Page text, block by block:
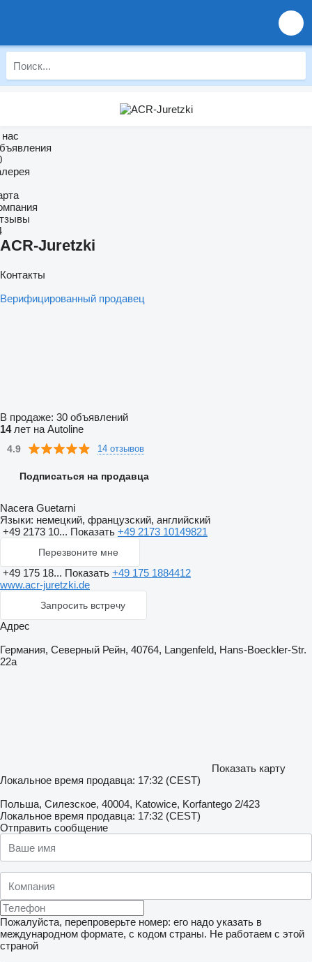
ACR-Juretzki
Контакты
Верифицированный продавец
В продаже: 30 объявлений
14лет на Autoline
4.9 14 отзывов
Подписаться на продавца
Nacera Guetarni
Языки: немецкий, французский, английский
+49 2173 10... Показать +49 2173 10149821
Перезвоните мне
+49 175 18... Показать +49 175 1884412
www.acr-juretzki.de
Запросить встречу
Адрес
Германия, Северный Рейн, 40764, Langenfeld, Hans-Boeckler-Str.
22a
Показать карту
Локальное время продавца: 17:32 (CEST)
Польша, Силезское, 40004, Katowice, Korfantego 2/423
Локальное время продавца: 17:32 (CEST)
Отправить сообщение
Пожалуйста, перепроверьте номер: его надо указать в
международном формате, с кодом страны. Не работаем с этой
страной